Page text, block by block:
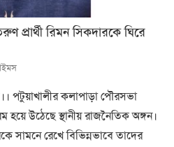
প্রার্থী রিমন সিকদারকে ঘিরে
পটুয়াখালীর কলাপাড়া পৌরসভা
হয়ে উঠেছে স্থানীয় রাজনৈতিক অঙ্গন।
সামনে রেখে বিভিন্নভাবে তাদের